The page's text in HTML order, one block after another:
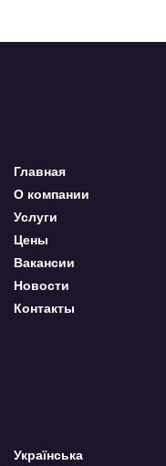
Главная
О компании
Услуги
Цены
Вакансии
Новости
Контакты
Українська